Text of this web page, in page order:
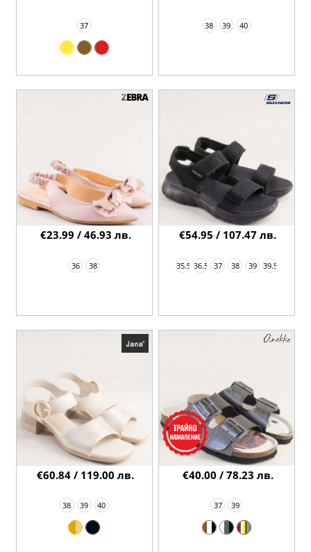
37 38 39 40
36 38
€23.99 / 46.93 лв.
35.5 36.5 37 38 39 39.5
€54.95 / 107.47 лв.
38 39 40
€60.84 / 119.00 лв.
37 39
€40.00 / 78.23 лв.